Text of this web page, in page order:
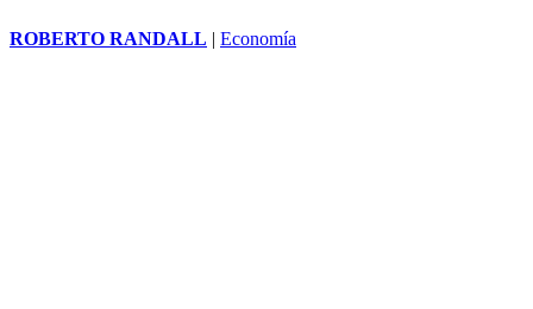
ROBERTO RANDALL | Economía